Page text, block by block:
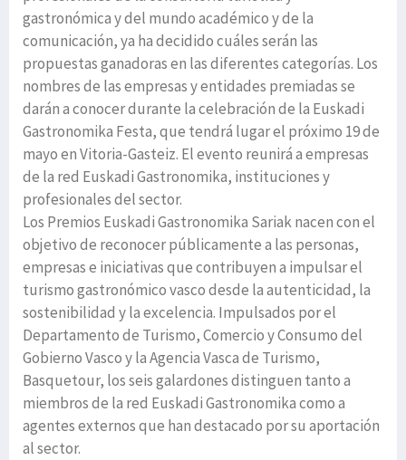
gastronómica y del mundo académico y de la
comunicación, ya ha decidido cuáles serán las
propuestas ganadoras en las diferentes categorías. Los
nombres de las empresas y entidades premiadas se
darán a conocer durante la celebración de la Euskadi
Gastronomika Festa, que tendrá lugar el próximo 19 de
mayo en Vitoria-Gasteiz. El evento reunirá a empresas
de la red Euskadi Gastronomika, instituciones y
profesionales del sector.
Los Premios Euskadi Gastronomika Sariak nacen con el
objetivo de reconocer públicamente a las personas,
empresas e iniciativas que contribuyen a impulsar el
turismo gastronómico vasco desde la autenticidad, la
sostenibilidad y la excelencia. Impulsados por el
Departamento de Turismo, Comercio y Consumo del
Gobierno Vasco y la Agencia Vasca de Turismo,
Basquetour, los seis galardones distinguen tanto a
miembros de la red Euskadi Gastronomika como a
agentes externos que han destacado por su aportación
al sector.